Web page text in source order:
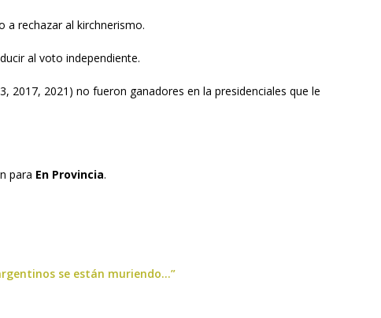
a rechazar al kirchnerismo.
al voto independiente.
2017, 2021) no fueron ganadores en la presidenciales que le
para En Provincia.
se están muriendo…”